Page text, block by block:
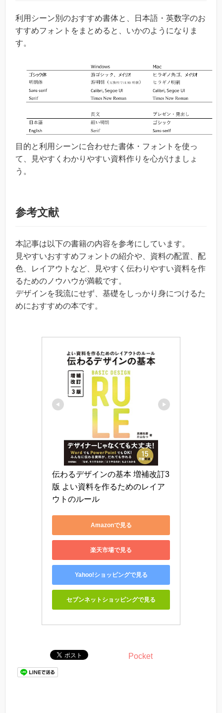
利用シーン別のおすすめ書体と、日本語・英数字のお
すすめフォントをまとめると、いかのようになりま
す。
目的と利用シーンに合わせた書体・フォントを使っ
て、見やすくわかりやすい資料作りを心がけましょ
う。
参考文献
本記事は以下の書籍の内容を参考にしています。
見やすいおすすめフォントの紹介や、資料の配置、配
色、レイアウトなど、見やすく伝わりやすい資料を作
るためのノウハウが満載です。
デザインを我流にせず、基礎をしっかり身につけるた
めにおすすめの本です。
伝わるデザインの基本 増補改訂3
版 よい資料を作るためのレイア
ウトのルール
Amazonで見る
楽天市場で見る
Yahoo!ショッピングで見る
セブンネットショッピングで見る
Pocket